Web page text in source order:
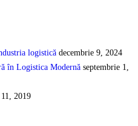
logistică decembrie 9, 2024
în Logistica Modernă septembrie 1,
2019